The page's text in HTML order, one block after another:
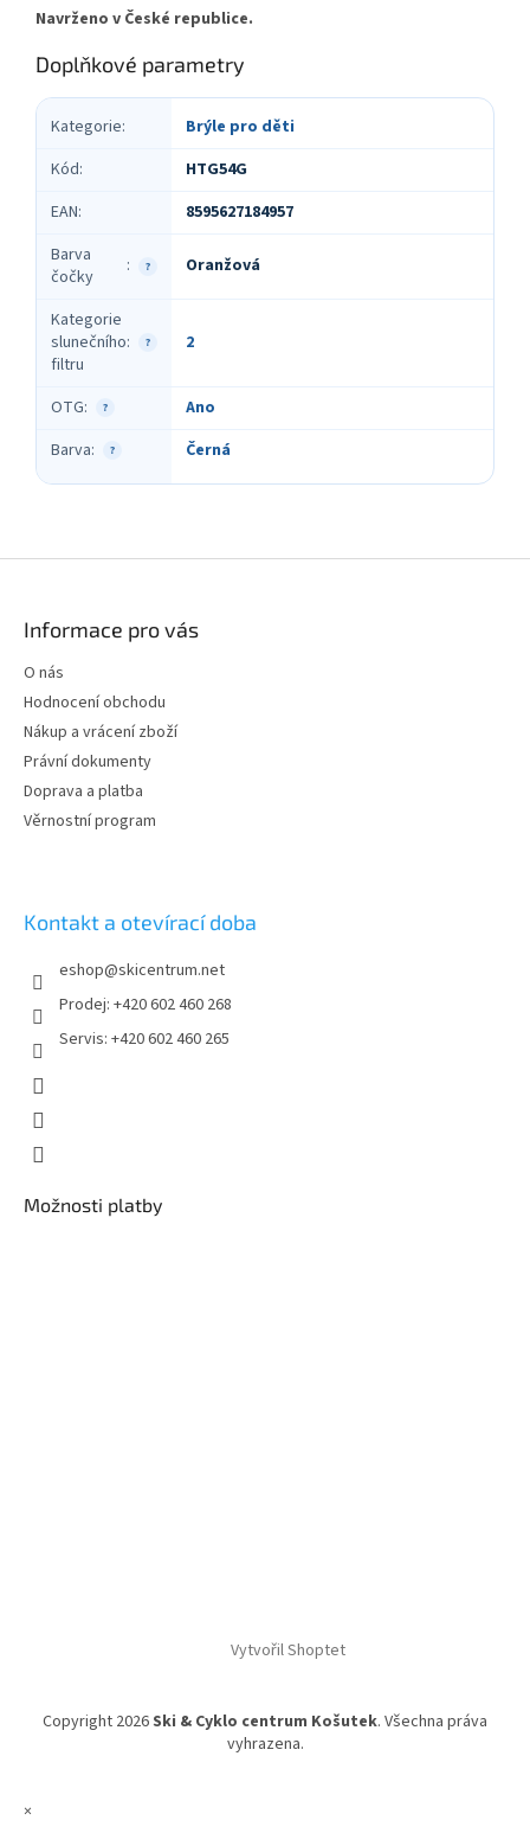
Navrženo v České republice.
Doplňkové parametry
Kategorie:
Brýle pro děti
Kód:
HTG54G
EAN: 8595627184957
?
Barva
čočky
: Oranžová
?
Kategorie
slunečního
filtru
: 2
?
OTG: Ano
?
Barva: Černá
Informace pro vás
O nás
Hodnocení obchodu
Nákup a vrácení zboží
Právní dokumenty
Doprava a platba
Věrnostní program
Kontakt a otevírací doba
eshop@skicentrum.net
Prodej: +420 602 460 268
Servis: +420 602 460 265
Možnosti platby
Vytvořil Shoptet
Copyright 2026Ski & Cyklo centrum Košutek. Všechna práva
vyhrazena.
×